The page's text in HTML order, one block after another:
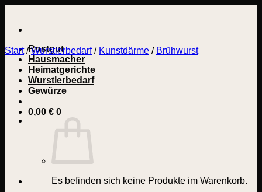
springen
Rostgut
Hausmacher
Heimatgerichte
Wurstlerbedarf
Gewürze
0,00 € 0
Es befinden sich keine Produkte im Warenkorb.
Start / Wurstlerbedarf / Kunstdärme / Brühwurst